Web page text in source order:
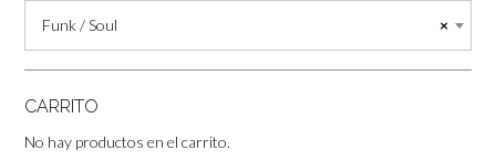
×
Funk / Soul
CARRITO
No hay productos en el carrito.